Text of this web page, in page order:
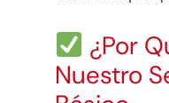
¿Por
Nuestro